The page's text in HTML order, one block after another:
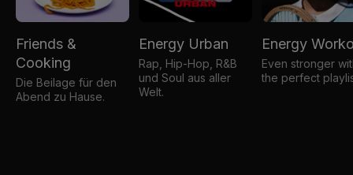
Friends &
Cooking
Die Beilage für den
Abend zu Hause.
Energy Urban
Rap, Hip-Hop, R&B
und Soul aus aller
Welt.
Energy
Even stronger
the perfect